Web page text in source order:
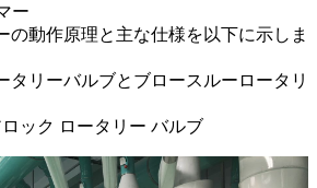
ー
の動作原理と主な仕様を以下に示しま
タリーバルブとブロースルーロータリ
ック ロータリー バルブ